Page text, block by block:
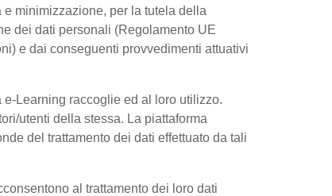
minimizzazione, per la tutela della
dei dati personali (Regolamento UE
e dai conseguenti provvedimenti attuativi
Learning raccoglie ed al loro utilizzo.
utenti della stessa. La piattaforma
del trattamento dei dati effettuato da tali
al trattamento dei loro dati